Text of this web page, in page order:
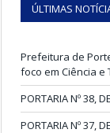
ÚLTIMAS
Prefeitura de
foco em Ciência
PORTARIA Nº 38,
PORTARIA Nº 37,